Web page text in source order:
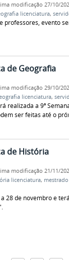
modificação 27/10/
licenciatura,
professores, evento
de Geografia
modificação 29/10/
licenciatura,
realizada a 9ª
ser feitas até o
de História
modificação 21/11/
licenciatura,
28 de novembro e